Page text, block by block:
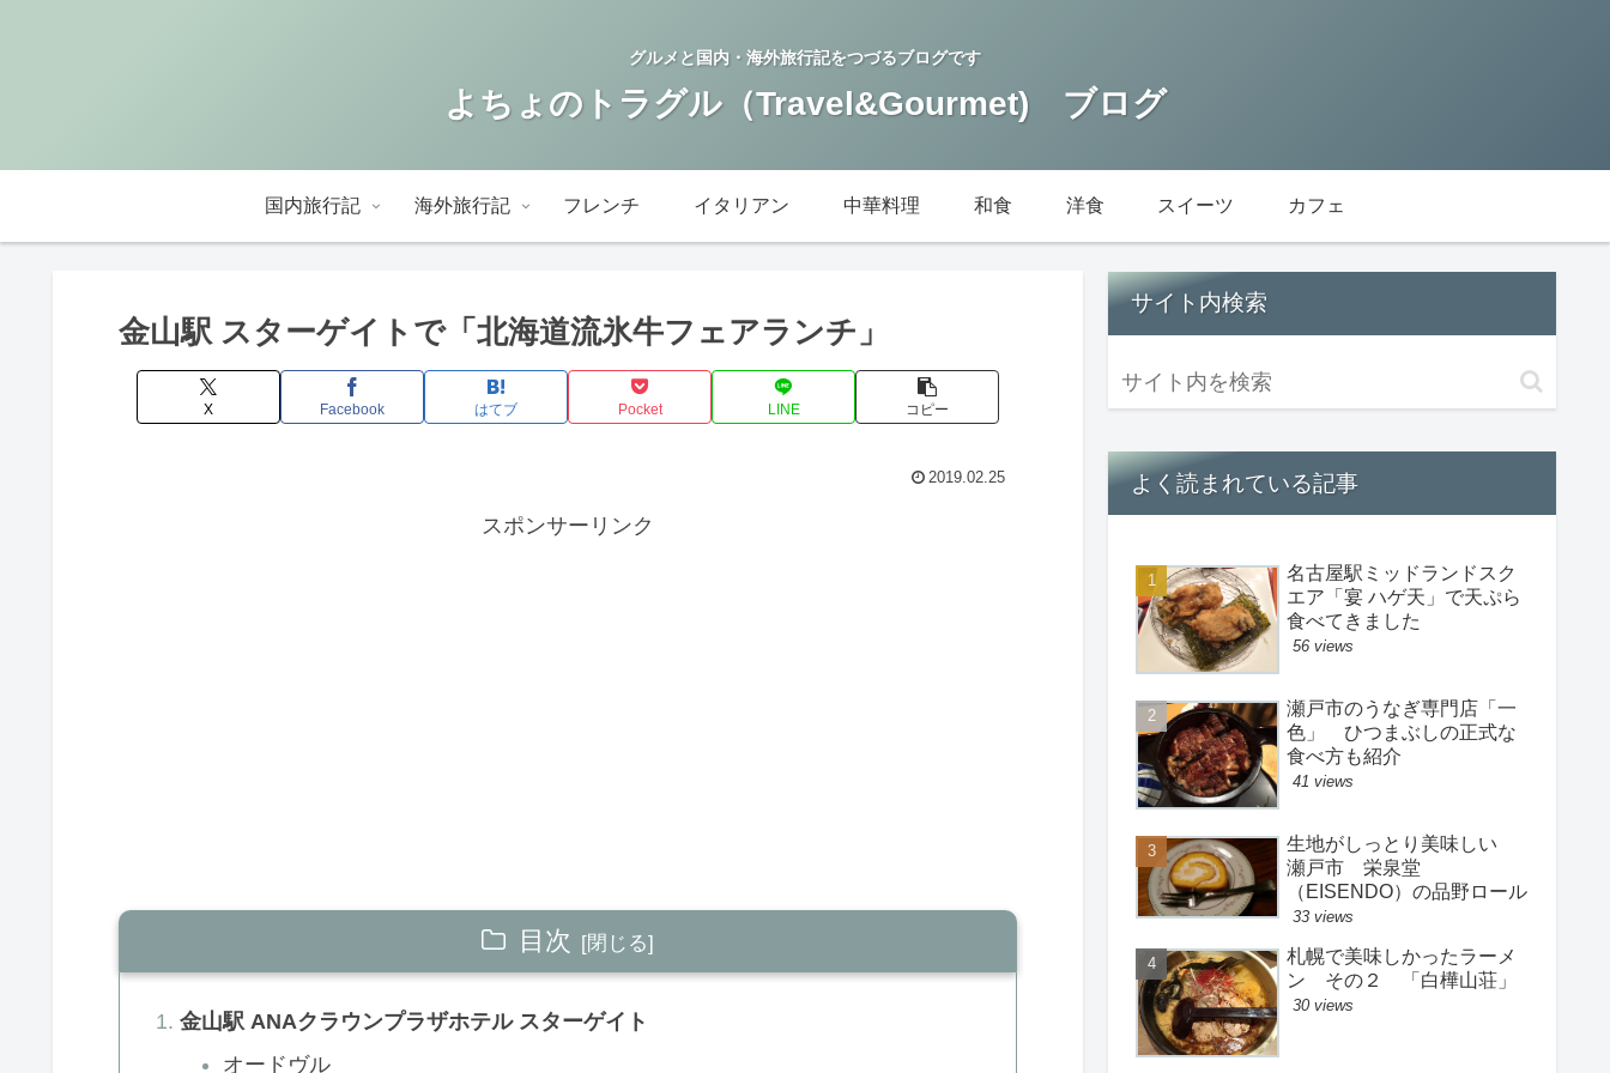
グルメと国内・海外旅行記をつづるブログです
よちょのトラグル（Travel&Gourmet) ブログ
国内旅行記 海外旅行記 フレンチ イタリアン 中華料理 和食 洋食 スイーツ カフェ
金山駅 スターゲイトで「北海道流氷牛フェアランチ」
X Facebook はてブ Pocket LINE コピー
2019.02.25
スポンサーリンク
目次
金山駅 ANAクラウンプラザホテル スターゲイト
オードヴル
サイト内検索
よく読まれている記事
名古屋駅ミッドランドスク
エア「宴 ハゲ天」で天ぷら
食べてきました
56 views
瀬戸市のうなぎ専門店「一
色」 ひつまぶしの正式な
食べ方も紹介
41 views
生地がしっとり美味しい
瀬戸市 栄泉堂
（EISENDO）の品野ロール
33 views
札幌で美味しかったラーメ
ン その２ 「白樺山荘」
30 views